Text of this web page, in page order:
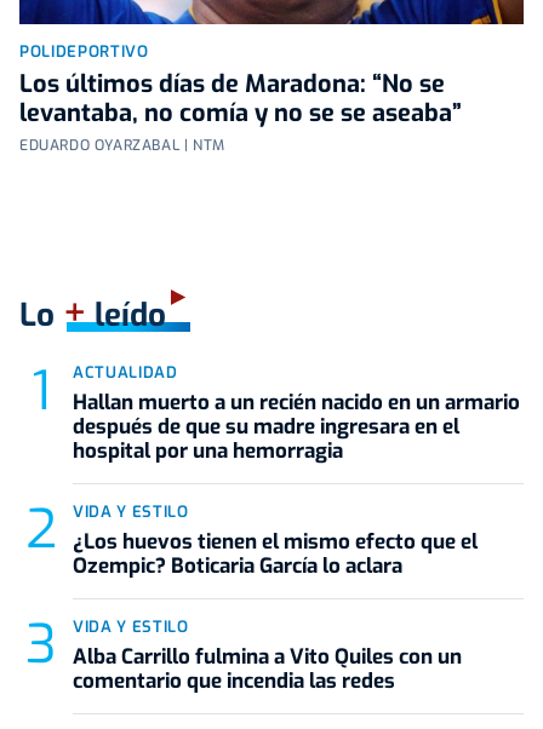
POLIDEPORTIVO
Los últimos días de Maradona: “No se
levantaba, no comía y no se se aseaba”
EDUARDO OYARZABAL | NTM
Lo +leído
ACTUALIDAD
Hallan muerto a un recién nacido en un armario
después de que su madre ingresara en el
hospital por una hemorragia
VIDA Y ESTILO
¿Los huevos tienen el mismo efecto que el
Ozempic? Boticaria García lo aclara
VIDA Y ESTILO
Alba Carrillo fulmina a Vito Quiles con un
comentario que incendia las redes